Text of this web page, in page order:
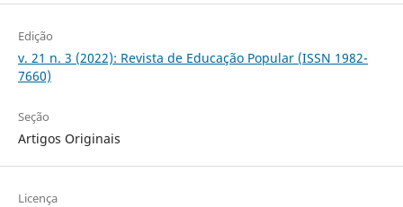
Edição
v. 21 n. 3 (2022): Revista de Educação Popular (ISSN 1982-
7660)
Seção
Artigos Originais
Licença